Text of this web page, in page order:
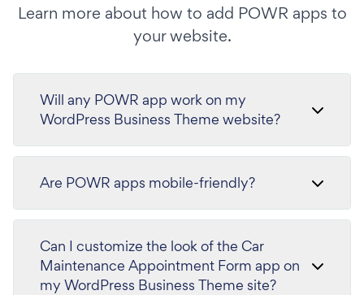
Learn more about how to add POWR apps to
your website.
Will any POWR app work on my
WordPress Business Theme website?
Are POWR apps mobile-friendly?
Can I customize the look of the Car
Maintenance Appointment Form app on
my WordPress Business Theme site?